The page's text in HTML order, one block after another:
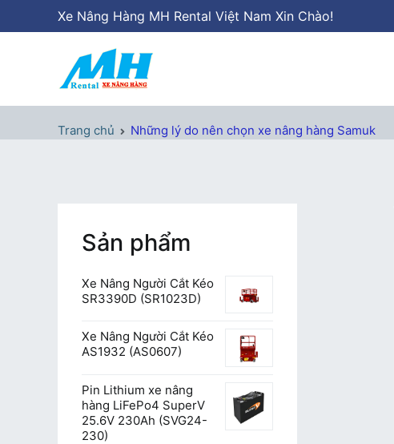
tới
Xe Nâng Hàng MH Rental Việt Nam Xin Chào!
Trang chủ Những lý do nên chọn xe nâng hàng Samuk
Sản phẩm
Xe Nâng Người Cắt Kéo
SR3390D (SR1023D)
Xe Nâng Người Cắt Kéo
AS1932 (AS0607)
Pin Lithium xe nâng
hàng LiFePo4 SuperV
25.6V 230Ah (SVG24-
230)